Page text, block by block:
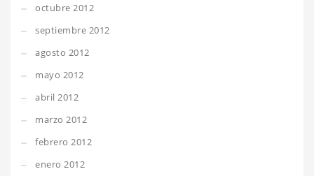
octubre 2012
septiembre 2012
agosto 2012
mayo 2012
abril 2012
marzo 2012
febrero 2012
enero 2012